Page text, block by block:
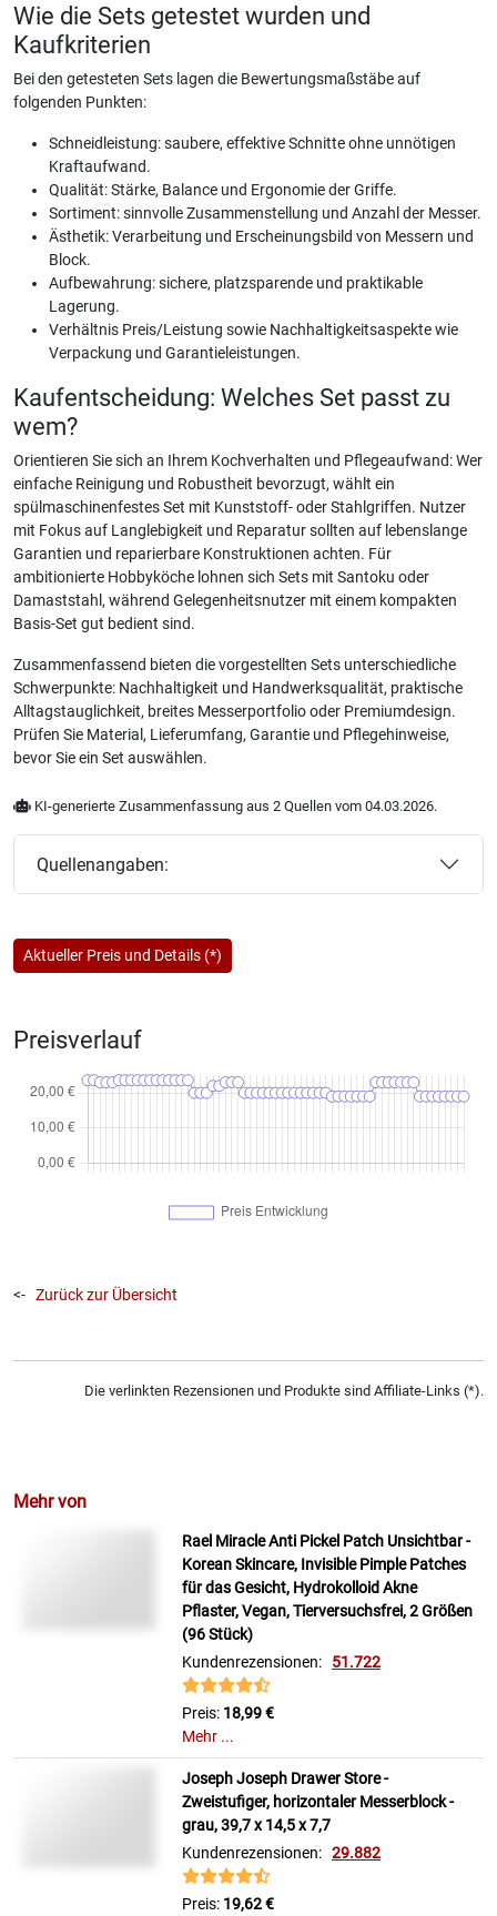
Wie die Sets getestet wurden und
Kaufkriterien
Bei den getesteten Sets lagen die Bewertungsmaßstäbe auf
folgenden Punkten:
Schneidleistung: saubere, effektive Schnitte ohne unnötigen
Kraftaufwand.
Qualität: Stärke, Balance und Ergonomie der Griffe.
Sortiment: sinnvolle Zusammenstellung und Anzahl der Messer.
Ästhetik: Verarbeitung und Erscheinungsbild von Messern und
Block.
Aufbewahrung: sichere, platzsparende und praktikable
Lagerung.
Verhältnis Preis/Leistung sowie Nachhaltigkeitsaspekte wie
Verpackung und Garantieleistungen.
Kaufentscheidung: Welches Set passt zu
wem?
Orientieren Sie sich an Ihrem Kochverhalten und Pflegeaufwand: Wer
einfache Reinigung und Robustheit bevorzugt, wählt ein
spülmaschinenfestes Set mit Kunststoff- oder Stahlgriffen. Nutzer
mit Fokus auf Langlebigkeit und Reparatur sollten auf lebenslange
Garantien und reparierbare Konstruktionen achten. Für
ambitionierte Hobbyköche lohnen sich Sets mit Santoku oder
Damaststahl, während Gelegenheitsnutzer mit einem kompakten
Basis-Set gut bedient sind.
Zusammenfassend bieten die vorgestellten Sets unterschiedliche
Schwerpunkte: Nachhaltigkeit und Handwerksqualität, praktische
Alltagstauglichkeit, breites Messerportfolio oder Premiumdesign.
Prüfen Sie Material, Lieferumfang, Garantie und Pflegehinweise,
bevor Sie ein Set auswählen.
KI-generierte Zusammenfassung aus 2 Quellen vom 04.03.2026.
Quellenangaben:
Aktueller Preis und Details (*)
Preisverlauf
<- Zurück zur Übersicht
Die verlinkten Rezensionen und Produkte sind Affiliate-Links (*).
Mehr von
Rael Miracle Anti Pickel Patch Unsichtbar -
Korean Skincare, Invisible Pimple Patches
für das Gesicht, Hydrokolloid Akne
Pflaster, Vegan, Tierversuchsfrei, 2 Größen
(96 Stück)
Kundenrezensionen: 51.722
Preis: 18,99 €
Mehr ...
Joseph Joseph Drawer Store -
Zweistufiger, horizontaler Messerblock -
grau, 39,7 x 14,5 x 7,7
Kundenrezensionen: 29.882
Preis: 19,62 €